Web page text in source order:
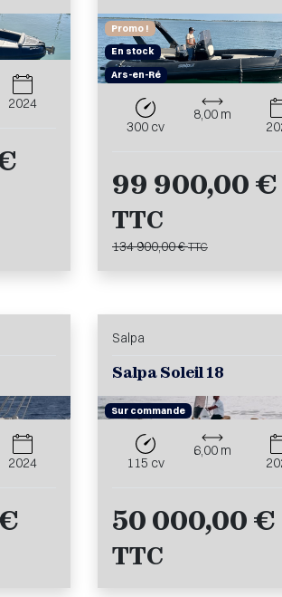
2024
Promo !
En stock
Ars-en-Ré
300 cv
8,00 m
99 900,00 €
TTC
134 900,00 €TTC
2024
Salpa
Salpa Soleil 18
Sur commande
115 cv
6,00 m
50 000,00 €
TTC